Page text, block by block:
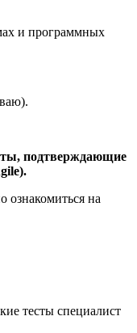
и программных
подтверждающие
ознакомиться на
тесты специалист